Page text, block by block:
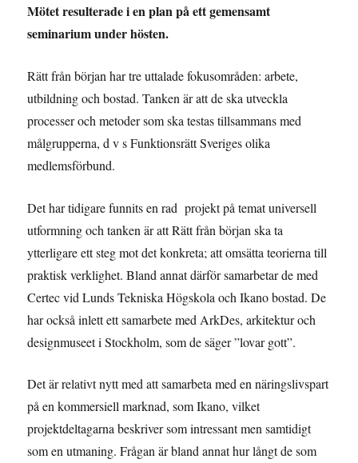
Mötet resulterade i en plan på ett gemensamt
seminarium under hösten.
Rätt från början har tre uttalade fokusområden: arbete,
utbildning och bostad. Tanken är att de ska utveckla
processer och metoder som ska testas tillsammans med
målgrupperna, d v s Funktionsrätt Sveriges olika
medlemsförbund.
Det har tidigare funnits en rad projekt på temat universell
utformning och tanken är att Rätt från början ska ta
ytterligare ett steg mot det konkreta; att omsätta teorierna till
praktisk verklighet. Bland annat därför samarbetar de med
Certec vid Lunds Tekniska Högskola och Ikano bostad. De
har också inlett ett samarbete med ArkDes, arkitektur och
designmuseet i Stockholm, som de säger ”lovar gott”.
Det är relativt nytt med att samarbeta med en näringslivspart
på en kommersiell marknad, som Ikano, vilket
projektdeltagarna beskriver som intressant men samtidigt
som en utmaning. Frågan är bland annat hur långt de som